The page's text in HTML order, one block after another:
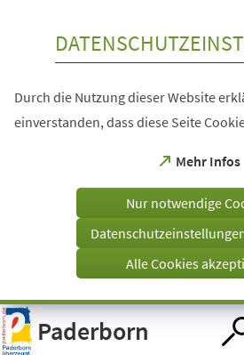
Visuelle
Assistenzsoftware
öffnen.
Durch die Nutzung dieser Website
einverstanden, dass diese Seite
Mehr Infos
(Öffnet
einem
Tab)
Nur notwendige
Alle Cookies
Paderborn